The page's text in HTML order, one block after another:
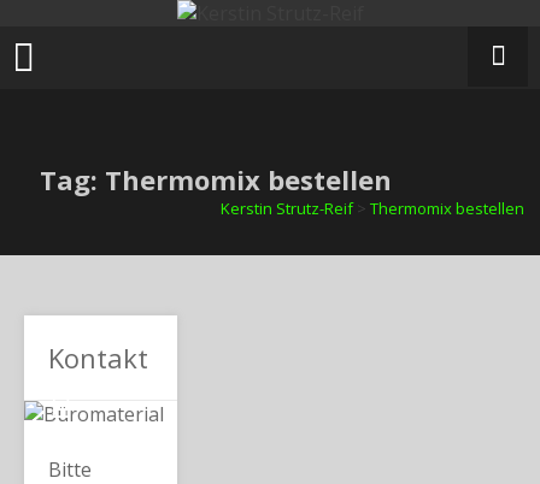
Inhalt
springen
Tag: Thermomix bestellen
Kerstin Strutz-Reif> Thermomix bestellen
Kontakt
Bitte